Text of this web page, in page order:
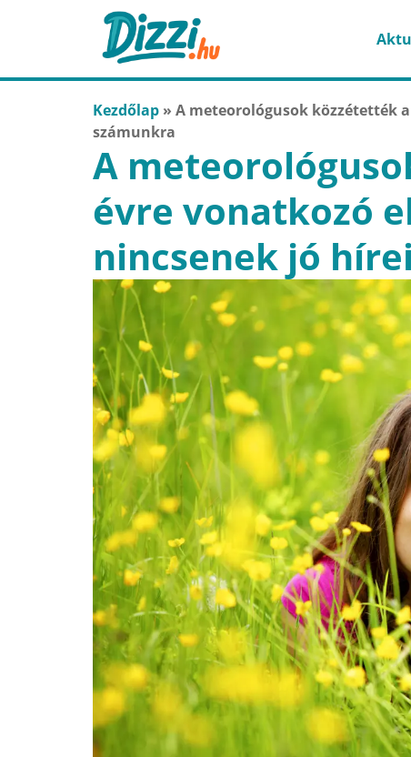
Kezdőlap » A meteorológusok közzétették
számunkra
A
évre vonatkozó
nincsenek jó